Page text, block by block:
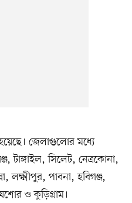
জেলাগুলোর মধ্যে
টাঙ্গাইল, সিলেট, নেত্রকোনা,
লক্ষ্মীপুর, পাবনা, হবিগঞ্জ,
ও কুড়িগ্রাম।